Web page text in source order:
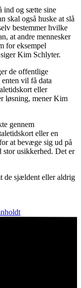
ind og sætte sine
skal også huske at slå
bestemmer hvilke
at andre mennesker
for eksempel
Kim Schlyter.
de offentlige
vil få data
eller
løsning, mener Kim
gennem
eller en
at bevæge sig ud på
usikkerhed. Det er
de sjældent eller aldrig